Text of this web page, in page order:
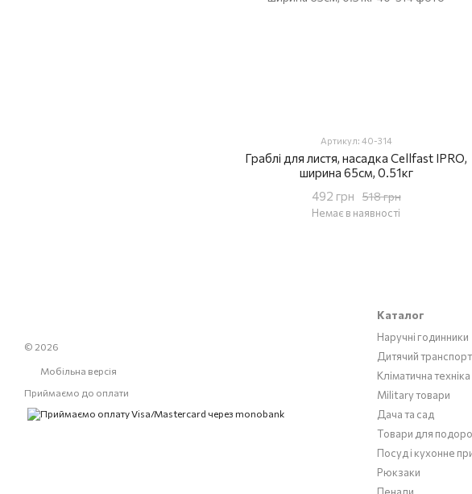
Артикул: 40-314
Граблі для листя, насадка Cellfast IPRO,
ширина 65см, 0.51кг
518 грн
492 грн
Немає в наявності
© 2026
Мобільна версія
Приймаємо до оплати
Каталог
Наручні годинники
Дитячий транспорт
Кліматична техніка
Military товари
Дача та сад
Товари для
Посуд і кухонне
Рюкзаки